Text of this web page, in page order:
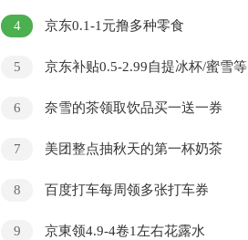
4 京东0.1-1元撸多种零食
5 京东补贴0.5-2.99自提冰杯/蜜雪等
6 奈雪的茶领取饮品买一送一券
7 美团整点抽秋天的第一杯奶茶
8 百度打车每周领多张打车券
9 京東领4.9-4卷1左右花露水